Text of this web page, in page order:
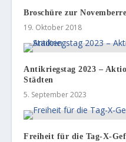
Broschüre zur
19. Oktober 2018
Antikriegstag 2023 –
Städten
5. September 2023
Freiheit für die Tag-X-